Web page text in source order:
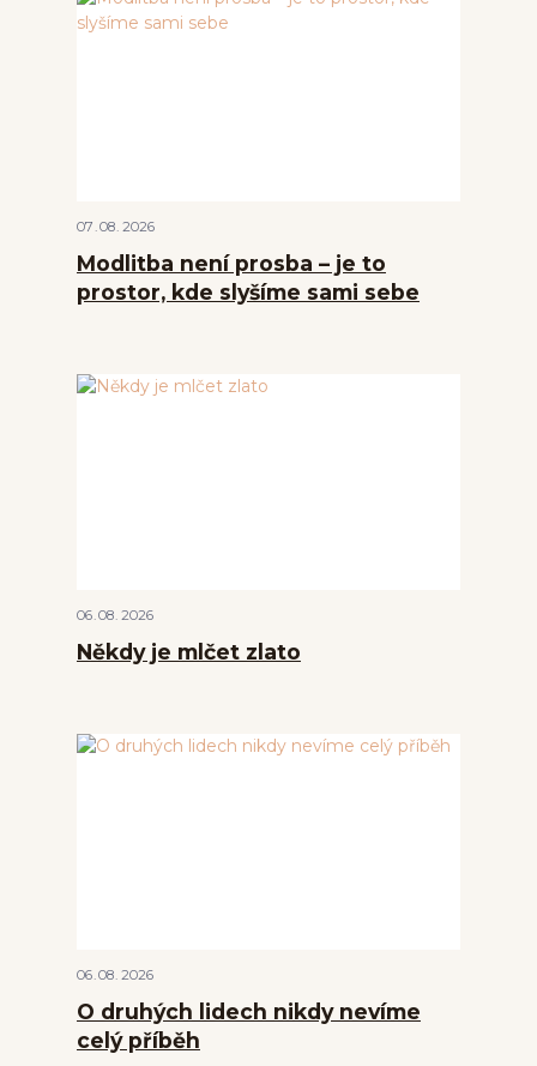
07 08 2026
Modlitba není prosba – je to
prostor, kde slyšíme sami sebe
06 08 2026
Někdy je mlčet zlato
06 08 2026
O druhých lidech nikdy nevíme
celý příběh